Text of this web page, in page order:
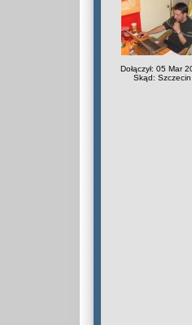
Dołączył: 05 Mar
Skąd: Szczecin